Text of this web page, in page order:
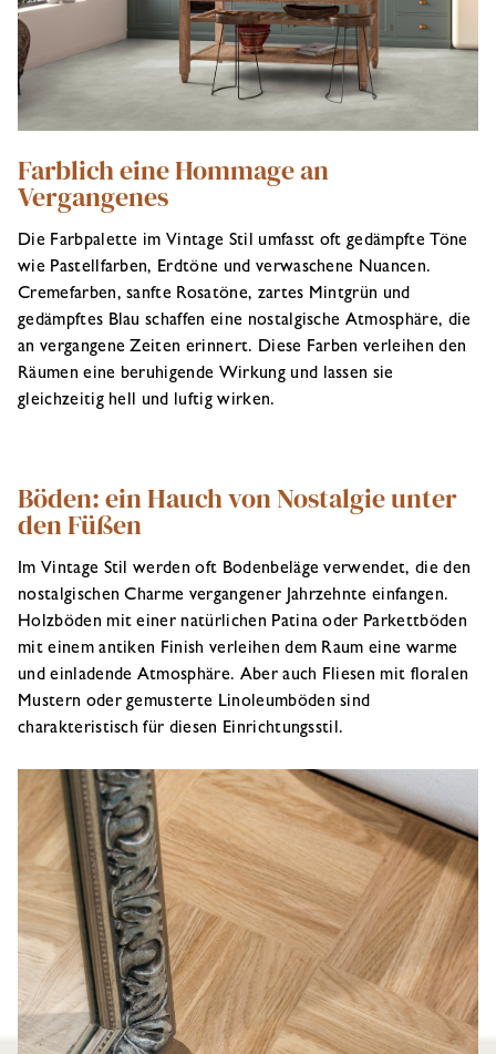
Farblich eine Hommage an
Vergangenes
Die Farbpalette im Vintage Stil umfasst oft gedämpfte Töne
wie Pastellfarben, Erdtöne und verwaschene Nuancen.
Cremefarben, sanfte Rosatöne, zartes Mintgrün und
gedämpftes Blau schaffen eine nostalgische Atmosphäre, die
an vergangene Zeiten erinnert. Diese Farben verleihen den
Räumen eine beruhigende Wirkung und lassen sie
gleichzeitig hell und luftig wirken.
Böden: ein Hauch von Nostalgie unter
den Füßen
Im Vintage Stil werden oft Bodenbeläge verwendet, die den
nostalgischen Charme vergangener Jahrzehnte einfangen.
Holzböden mit einer natürlichen Patina oder Parkettböden
mit einem antiken Finish verleihen dem Raum eine warme
und einladende Atmosphäre. Aber auch Fliesen mit floralen
Mustern oder gemusterte Linoleumböden sind
charakteristisch für diesen Einrichtungsstil.